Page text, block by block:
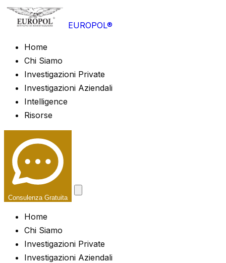
EUROPOL®
Home
Chi Siamo
Investigazioni Private
Investigazioni Aziendali
Intelligence
Risorse
Consulenza Gratuita
Home
Chi Siamo
Investigazioni Private
Investigazioni Aziendali